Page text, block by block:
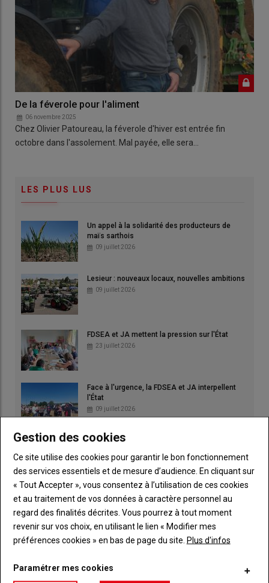
De la féverole pour l'aliment
06 novembre 2025
Chez Olivier Patoureau, la féverole d'hiver est entrée fin
octobre dans l'assolement. Mal payée, elle sera…
LES PLUS LUS
Un appel à la solidarité des producteurs de
maïs sarthois
09 juillet 2026
Lesieur : nouveaux locaux, nouvelles ambitions
09 juillet 2026
FDSEA et JA mettent la pression sur l'État
23 juillet 2026
Face à l'urgence, la FDSEA et JA interpellent
l'État
09 juillet 2026
Face à la crise fourragère, l'élevage laitier
30 juillet 2026
Gestion des cookies
Ce site utilise des cookies pour garantir le bon fonctionnement
des services essentiels et de mesure d’audience. En cliquant sur
« Tout Accepter », vous consentez à l’utilisation de ces cookies
et au traitement de vos données à caractère personnel au
regard des finalités décrites. Vous pourrez à tout moment
revenir sur vos choix, en utilisant le lien « Modifier mes
préférences cookies » en bas de page du site. Plus d'infos
Paramétrer mes cookies